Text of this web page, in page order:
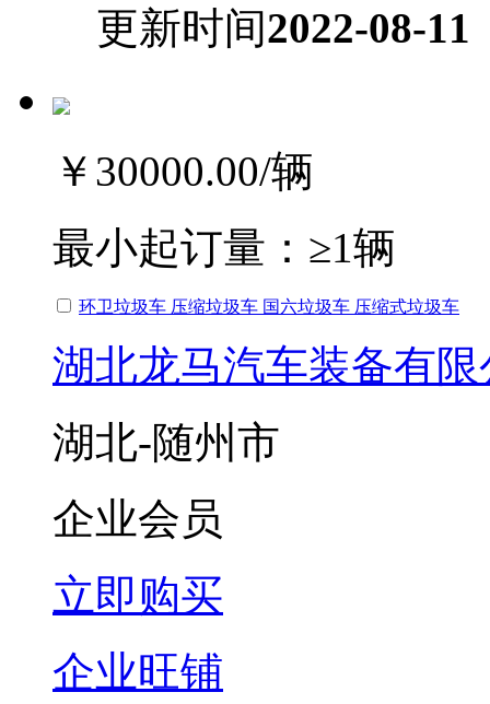
更新时间2022-08-11
￥30000.00/辆
最小起订量： ≥1辆
环卫垃圾车 压缩垃圾车 国六垃圾车 压缩式垃圾车
湖北龙马汽车装备有限
湖北-随州市
企业会员
立即购买
企业旺铺